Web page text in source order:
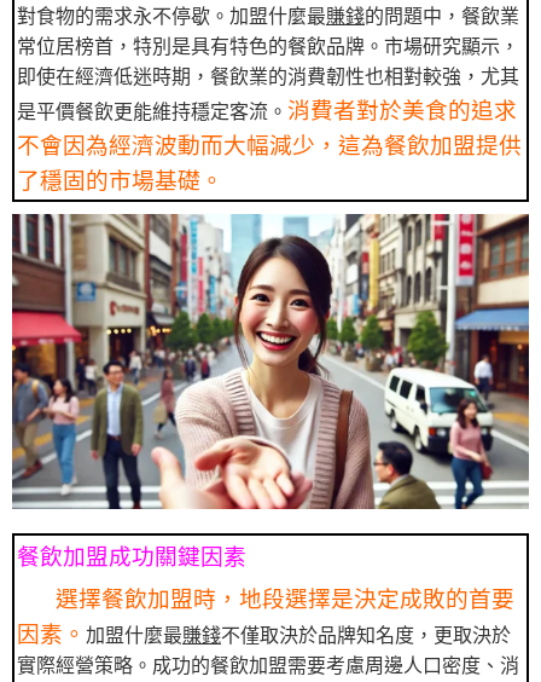
對食物的需求永不停歇。加盟什麼最賺錢的問題中，餐飲業
常位居榜首，特別是具有特色的餐飲品牌。市場研究顯示，
即使在經濟低迷時期，餐飲業的消費韌性也相對較強，尤其
是平價餐飲更能維持穩定客流。 消費者對於美食的追求
不會因為經濟波動而大幅減少，這為餐飲加盟提供
了穩固的市場基礎。
餐飲加盟成功關鍵因素
選擇餐飲加盟時，地段選擇是決定成敗的首要
因素。 加盟什麼最賺錢不僅取決於品牌知名度，更取決於
實際經營策略。成功的餐飲加盟需要考慮周邊人口密度、消